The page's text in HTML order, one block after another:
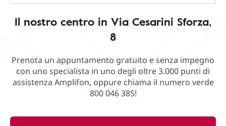
Il nostro centro in Via Cesarini Sforza,
8
Prenota un appuntamento gratuito e senza impegno
con uno specialista in uno degli oltre 3.000 punti di
assistenza Amplifon, oppure chiama il numero verde
800 046 385!